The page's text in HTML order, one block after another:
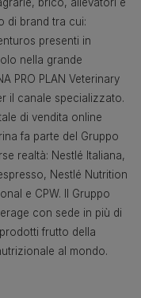
di brand tra cui:
presenti in
nella grande
PRO PLAN Veterinary
il canale specializzato.
di vendita online
fa parte del Gruppo
realtà: Nestlé Italiana,
Nestlé Nutrition
e CPW. Il Gruppo
con sede in più di
frutto della
al mondo.